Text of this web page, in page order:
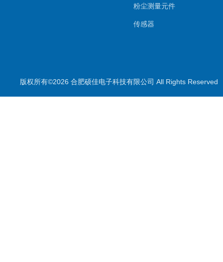
粉尘测量元件
传感器
气体检测仪
测量仪
版权所有©2026 合肥硕佳电子科技有限公司 All Rights